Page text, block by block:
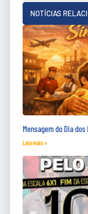
NOTÍCIAS
Mensagem do Dia dos
Leia mais »